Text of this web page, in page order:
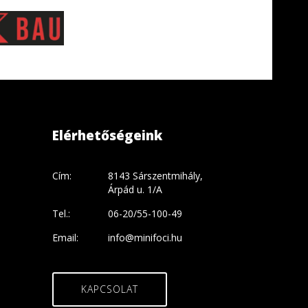
Elérhetőségeink
Cím:
8143 Sárszentmihály,
Árpád u. 1/A
Tel.:
06-20/55-100-49
Email:
info@minifoci.hu
KAPCSOLAT